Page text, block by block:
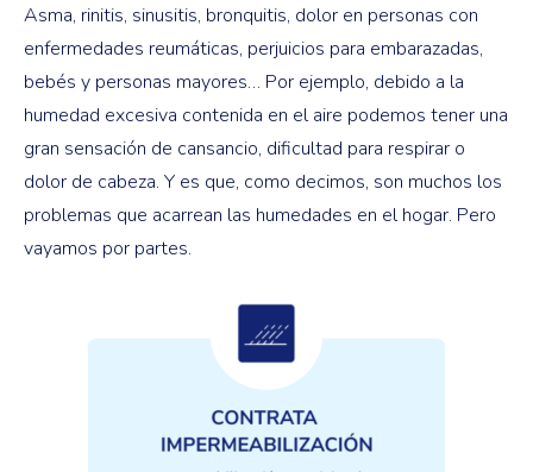
Asma, rinitis, sinusitis, bronquitis, dolor en personas con
enfermedades reumáticas, perjuicios para embarazadas,
bebés y personas mayores… Por ejemplo, debido a la
humedad excesiva contenida en el aire podemos tener una
gran sensación de cansancio, dificultad para respirar o
dolor de cabeza. Y es que, como decimos, son muchos los
problemas que acarrean las humedades en el hogar. Pero
vayamos por partes.